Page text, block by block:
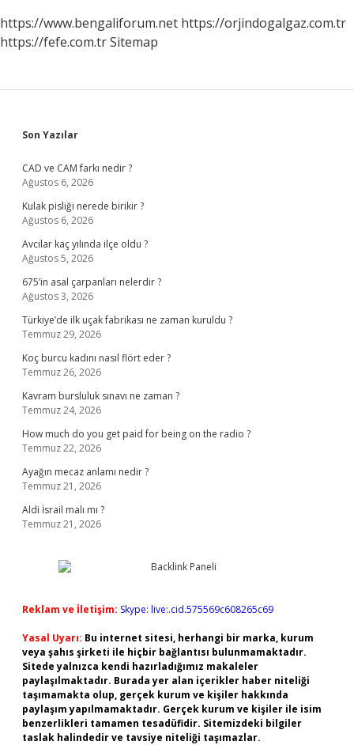
https://www.bengaliforum.net https://orjindogalgaz.com.tr
https://fefe.com.trSitemap
Sidebar
Son Yazılar
CAD ve CAM farkı nedir ?
Ağustos 6, 2026
Kulak pisliği nerede birikir ?
Ağustos 6, 2026
Avcılar kaç yılında ilçe oldu ?
Ağustos 5, 2026
675’in asal çarpanları nelerdir ?
Ağustos 3, 2026
Türkiye’de ilk uçak fabrikası ne zaman kuruldu ?
Temmuz 29, 2026
Koç burcu kadını nasıl flört eder ?
Temmuz 26, 2026
Kavram bursluluk sınavı ne zaman ?
Temmuz 24, 2026
How much do you get paid for being on the radio ?
Temmuz 22, 2026
Ayağın mecaz anlamı nedir ?
Temmuz 21, 2026
Aldi İsrail malı mı ?
Temmuz 21, 2026
Reklam ve İletişim: Skype: live:.cid.575569c608265c69
Yasal Uyarı: Bu internet sitesi, herhangi bir marka, kurum
veya şahıs şirketi ile hiçbir bağlantısı bulunmamaktadır.
Sitede yalnızca kendi hazırladığımız makaleler
paylaşılmaktadır. Burada yer alan içerikler haber niteliği
taşımamakta olup, gerçek kurum ve kişiler hakkında
paylaşım yapılmamaktadır. Gerçek kurum ve kişiler ile isim
benzerlikleri tamamen tesadüfidir. Sitemizdeki bilgiler
taslak halindedir ve tavsiye niteliği taşımazlar.